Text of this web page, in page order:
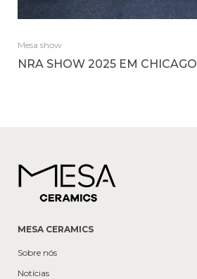
Mesa show
NRA SHOW 2025 EM CHICAGO
MESA CERAMICS
Sobre nós
Notícias